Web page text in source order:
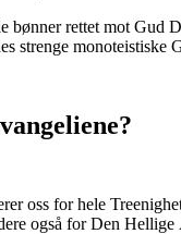
bønner rettet mot
strenge monoteistiske
oss for hele
også for Den